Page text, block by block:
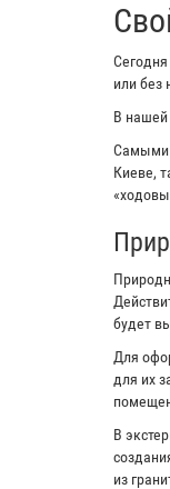
или без
В нашей
Самыми
Киеве,
будет
Для
для их
В
из